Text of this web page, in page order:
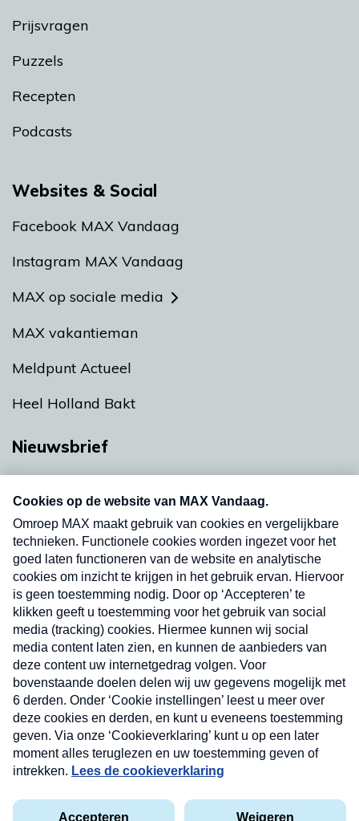
Prijsvragen
Puzzels
Recepten
Podcasts
Websites & Social
Facebook MAX Vandaag
Instagram MAX Vandaag
MAX op sociale media
MAX vakantieman
Meldpunt Actueel
Heel Holland Bakt
Nieuwsbrief
nieuwsbrief. Elke vrijdag- en dinsdagochtend in
uw mailbox.
Verzend
Privacyverklaring
Cookieverklaring
Nieuwsbrief
Neem hier een gratis abonnement op onze
nieuwsbrief. Elke vrijdag- en dinsdagochtend in uw